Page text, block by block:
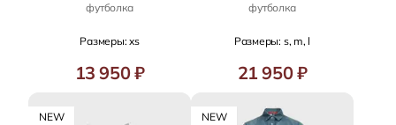
футболка
Размеры: xs
13 950 ₽
футболка
Размеры: s, m, l
21 950 ₽
NEW NEW